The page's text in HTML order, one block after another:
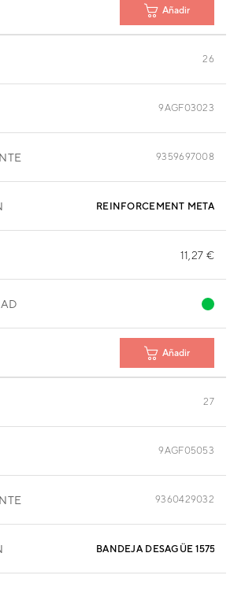
Añadir
26
9AGF03023
9359697008
REINFORCEMENT METAL
11,27 €
Añadir
27
9AGF05053
9360429032
BANDEJA DESAGÜE